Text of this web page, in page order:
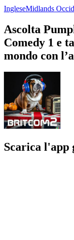
IngleseMidlands
Ascolta
Comedy 1 e
mondo con
Scarica